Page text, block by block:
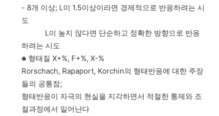
- 8개 이상; L이 1.5이상이라면 경제적으로 반응하려는 시
도
L이 높지 않다면 단순하고 정확한 방향으로 반응
하려는 시도
♣ 형태질 X+%, F+%, X-%
Rorschach, Rapaport, Korchin의 형태반응에 대한 주장
들의 공통점;
형태반응이 자극의 현실을 지각하면서 적절한 통제와 조
절과정에서 일어난다